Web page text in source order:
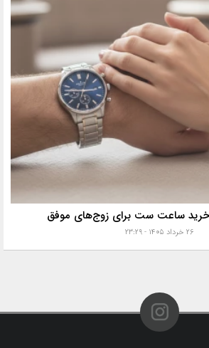
خرید ساعت ست برای زوج‌های موفق
۲۶ خرداد ۱۴۰۵ - ۲۳:۲۹